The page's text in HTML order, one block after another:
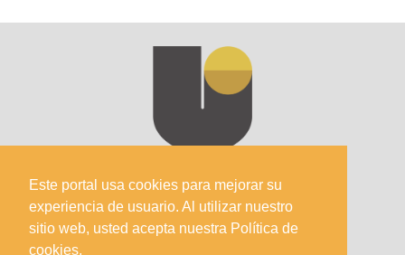
Este portal usa cookies para mejorar su
experiencia de usuario. Al utilizar nuestro
sitio web, usted acepta nuestra Política de
cookies.